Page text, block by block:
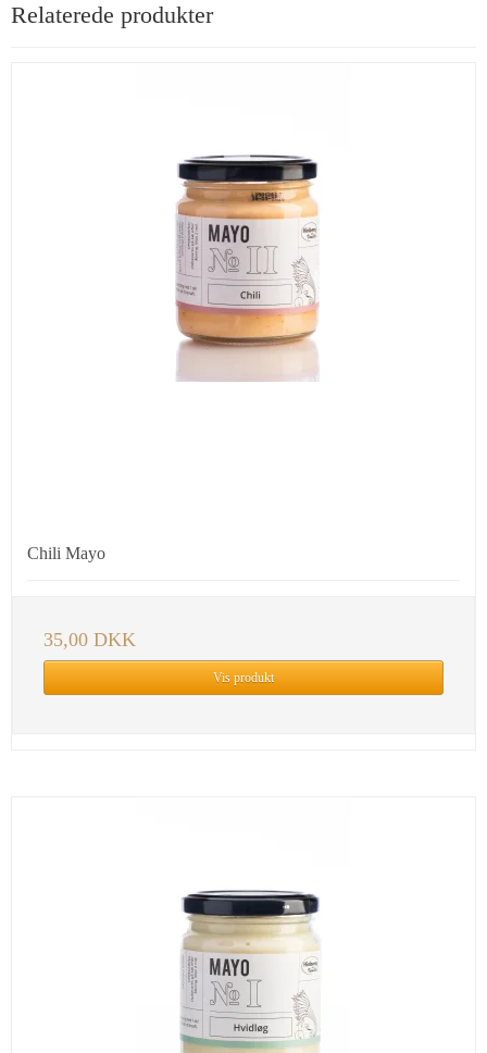
Relaterede produkter
Chili Mayo
35,00 DKK
Vis produkt